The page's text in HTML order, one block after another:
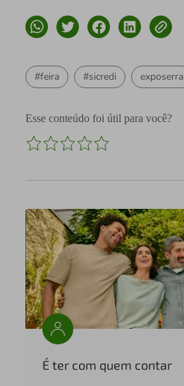
#feira #sicredi exposerra
Esse conteúdo foi útil para você?
É ter com quem contar